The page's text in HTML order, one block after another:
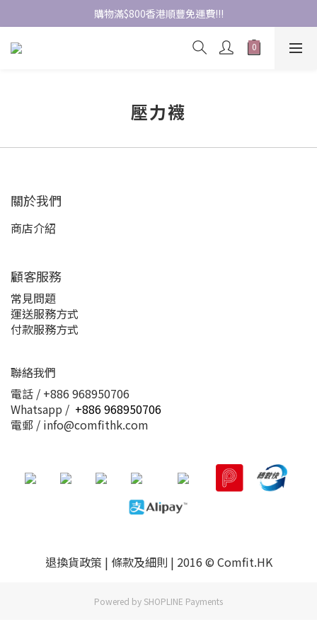
購物滿$800香港順豐免運費!!!
壓力襪
關於我們
商店介紹
顧客服務
常見問題
運送服務方式
付款服務方式
聯絡我們
電話 / +886 968950706
Whatsapp / +886 968950706
電郵 / info@comfithk.com
退換貨政策 | 條款及細則 | 2016 © Comfit.HK
Powered by SHOPLINE Payments